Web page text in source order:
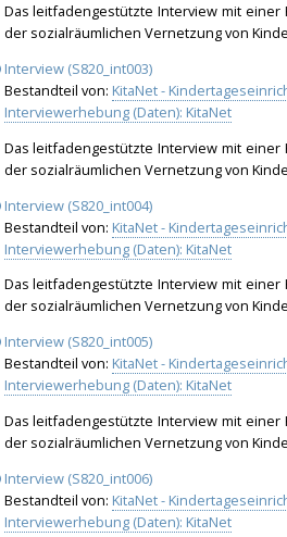
Das leitfadengestützte Interview mit
der sozialräumlichen Vernetzung von
Interview (S820_int003)
Bestandteil von: KitaNet -
Interviewerhebung (Daten): KitaNet
Das leitfadengestützte Interview mit
der sozialräumlichen Vernetzung von
Interview (S820_int004)
Bestandteil von: KitaNet -
Interviewerhebung (Daten): KitaNet
Das leitfadengestützte Interview mit
der sozialräumlichen Vernetzung von
Interview (S820_int005)
Bestandteil von: KitaNet -
Interviewerhebung (Daten): KitaNet
Das leitfadengestützte Interview mit
der sozialräumlichen Vernetzung von
Interview (S820_int006)
Bestandteil von: KitaNet -
Interviewerhebung (Daten): KitaNet